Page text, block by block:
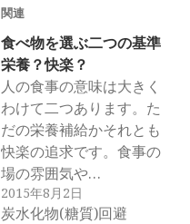
関連
食べ物を選ぶ二つの基準
栄養？快楽？
人の食事の意味は大きく
わけて二つあります。た
だの栄養補給かそれとも
快楽の追求です。食事の
場の雰囲気や…
2015年8月2日
炭水化物(糖質)回避